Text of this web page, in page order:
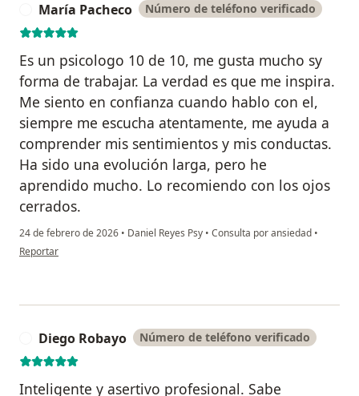
María Pacheco Número de teléfono verificado
Es un psicologo 10 de 10, me gusta mucho sy
forma de trabajar. La verdad es que me inspira.
Me siento en confianza cuando hablo con el,
siempre me escucha atentamente, me ayuda a
comprender mis sentimientos y mis conductas.
Ha sido una evolución larga, pero he
aprendido mucho. Lo recomiendo con los ojos
cerrados.
24 de febrero de 2026 • Daniel Reyes Psy • Consulta por ansiedad •
en opinión del usuario María Pacheco
Reportar
Diego Robayo Número de teléfono verificado
Inteligente y asertivo profesional. Sabe